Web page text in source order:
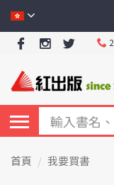
首頁 我要買書